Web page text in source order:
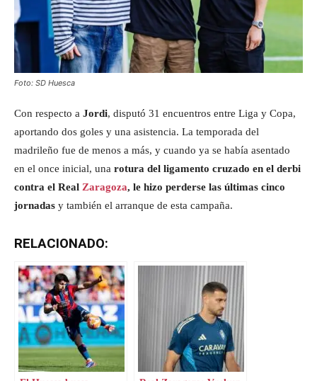
Foto: SD Huesca
Con respecto a Jordi, disputó 31 encuentros entre Liga y Copa,
aportando dos goles y una asistencia. La temporada del
madrileño fue de menos a más, y cuando ya se había asentado
en el once inicial, una rotura del ligamento cruzado en el derbi
contra el Real Zaragoza, le hizo perderse las últimas cinco
jornadas y también el arranque de esta campaña.
RELACIONADO: